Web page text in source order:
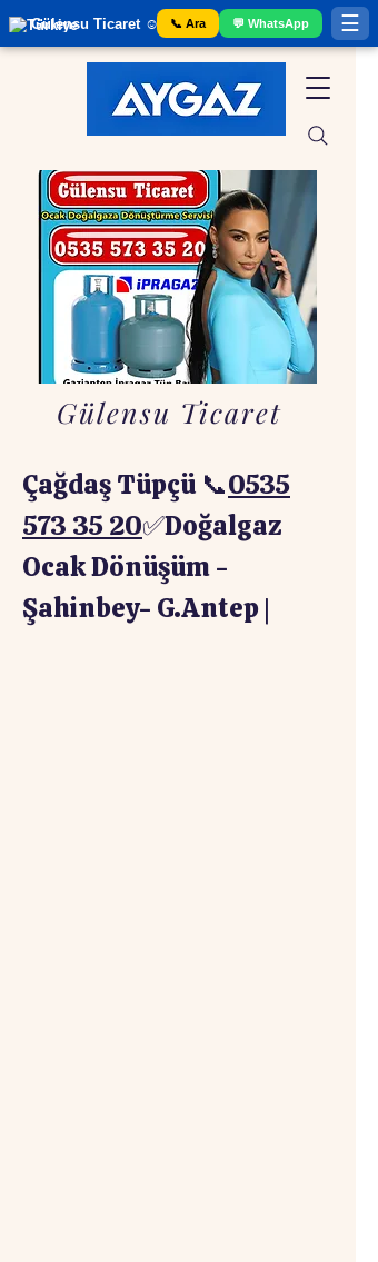
Gülensu Ticaret ☺️ Gaziantep Tüp Bayii
📞 Ara 💬 WhatsApp ☰
Gülensu Ticaret
Çağdaş Tüpçü 📞0535
573 35 20✅Doğalgaz
Ocak Dönüşüm -
Şahinbey- G.Antep |